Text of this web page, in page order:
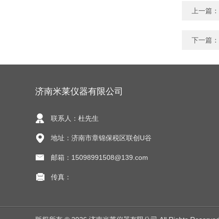
上一篇：
下一篇：
济南米莱仪器有限公司
联系人：杜先生
地址：济南市章锦保税区联创U谷
邮箱：15098991508@139.com
传真：